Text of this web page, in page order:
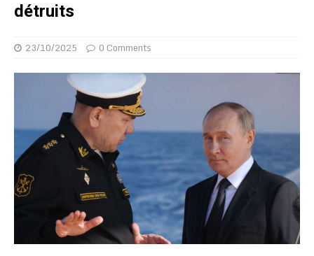
détruits
23/10/2025 0 Comments